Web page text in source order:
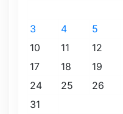
3
4 5
10
11 12
17
18 19
24
25 26
31